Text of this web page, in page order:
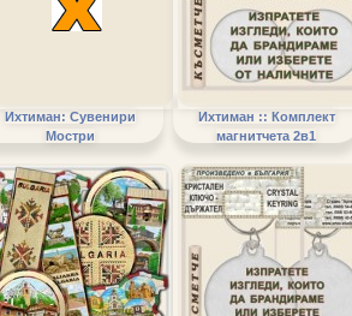
Ихтиман: Сувенири
Мостри
Ихтиман :: Комплект
магнитчета 2в1